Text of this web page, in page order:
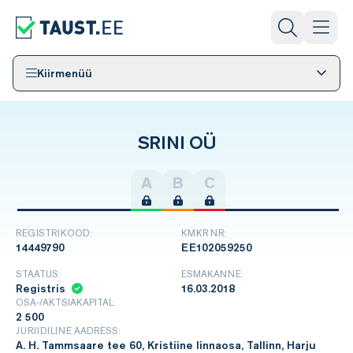
Kiirmenüü
SRINI OÜ
A B C
REGISTRIKOOD:
14449790
KMKR NR:
EE102059250
STAATUS:
Registris
ESMAKANNE:
16.03.2018
OSA-/AKTSIAKAPITAL:
2 500
JURIIDILINE AADRESS:
A. H. Tammsaare tee 60, Kristiine linnaosa, Tallinn, Harju